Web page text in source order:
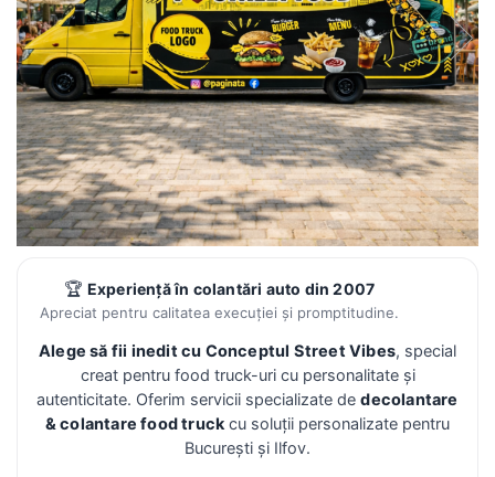
🏆 Experiență în colantări auto din 2007
Apreciat pentru calitatea execuției și promptitudine.
Alege să fii inedit cu Conceptul Street Vibes, special
creat pentru food truck-uri cu personalitate și
autenticitate. Oferim servicii specializate dedecolantare
& colantare food truck cu soluții personalizate pentru
București și Ilfov.